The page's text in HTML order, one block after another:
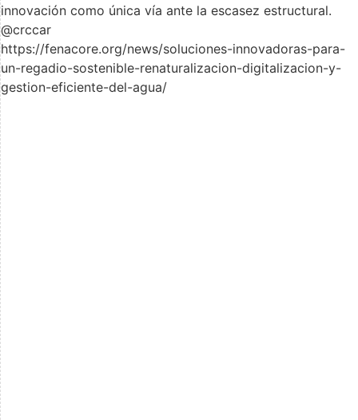
innovación como única vía ante la escasez estructural.
@crccar
https://fenacore.org/news/soluciones-innovadoras-para-
un-regadio-sostenible-renaturalizacion-digitalizacion-y-
gestion-eficiente-del-agua/